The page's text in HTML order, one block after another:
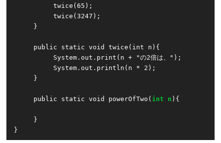
          twice(65);
          twice(3247);
     }
     public static void twice(int n){
          System.out.print(n + "の2倍は、");
          System.out.println(n * 2);
     }
     public static void powerOfTwo(
int n ){
     }
}